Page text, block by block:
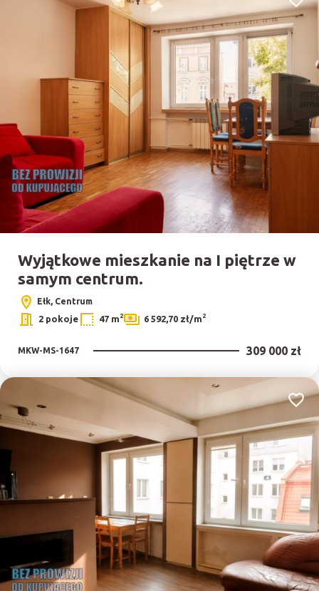
Wyjątkowe mieszkanie na I piętrze w
samym centrum.
Ełk, Centrum
2 pokoje 47 m2 6 592,70 zł/m2
MKW-MS-1647 309 000 zł